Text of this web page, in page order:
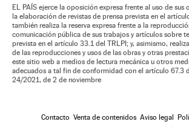
EL PAÍS ejerce la oposición expresa frente al uso de sus
la elaboración de revistas de prensa prevista en el
también realiza la reserva expresa frente a la
comunicación pública de sus trabajos y artículos sobre
prevista en el artículo 33.1 del TRLPI; y, asimismo,
de las reproducciones y usos de las obras y otras
este sitio web a medios de lectura mecánica u otros
adecuados a tal fin de conformidad con el artículo 67.3
24/2021, de 2 de noviembre
Contacto Venta de contenidos Aviso legal